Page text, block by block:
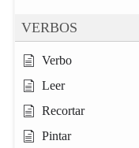
VERBOS
Verbo
Leer
Recortar
Pintar